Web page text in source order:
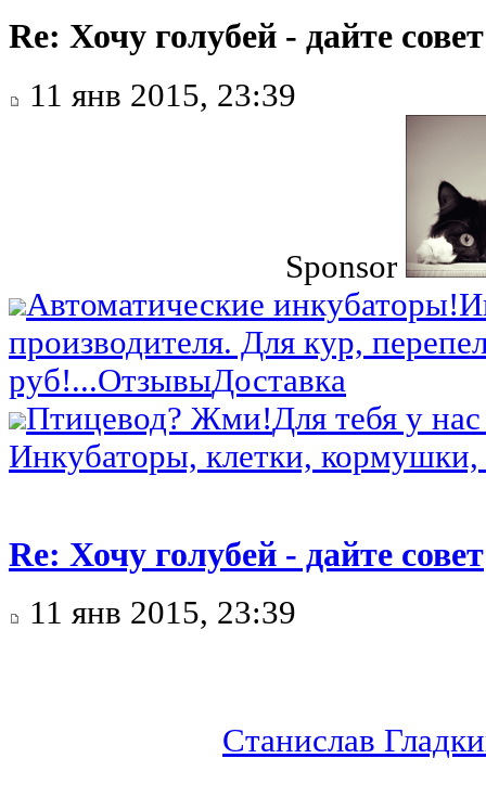
Re: Хочу голубей - дайте совет
11 янв 2015, 23:39
Sponsor
Автоматические инкубаторы!
производителя. Для кур,
руб!...ОтзывыДоставка
Птицевод? Жми!Для тебя у
Инкубаторы, клетки,
Re: Хочу голубей - дайте совет
11 янв 2015, 23:39
Станислав